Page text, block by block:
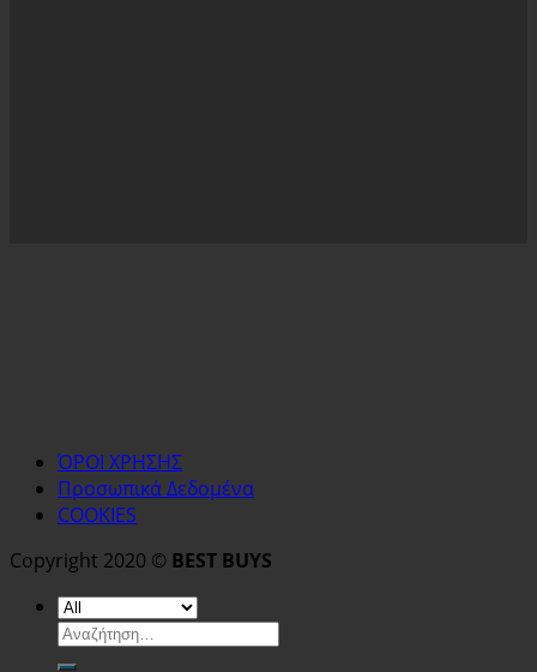
ΌΡΟΙ ΧΡΗΣΗΣ
Προσωπικά Δεδομένα
COOKIES
Copyright 2020 © BEST BUYS
Αναζήτηση
για: